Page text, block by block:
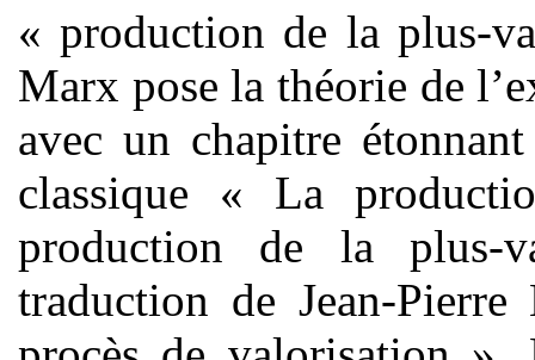
« production de la plus-
Marx pose la théorie de
avec un chapitre
classique « La
production de la plus-
traduction de Jean-